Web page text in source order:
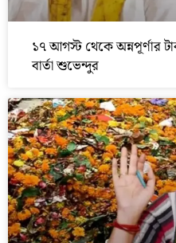
১৭ আগস্ট থেকে অন্নপূর্ণার
বার্তা শুভেন্দুর